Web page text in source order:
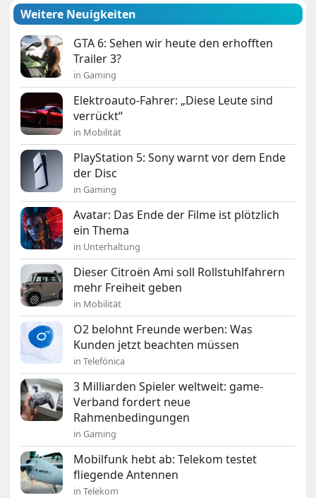
Weitere Neuigkeiten
GTA 6: Sehen wir heute den erhofften
Trailer 3?
in Gaming
Elektroauto-Fahrer: „Diese Leute sind
verrückt“
in Mobilität
PlayStation 5: Sony warnt vor dem Ende
der Disc
in Gaming
Avatar: Das Ende der Filme ist plötzlich
ein Thema
in Unterhaltung
Dieser Citroën Ami soll Rollstuhlfahrern
mehr Freiheit geben
in Mobilität
O2 belohnt Freunde werben: Was
Kunden jetzt beachten müssen
in Telefónica
3 Milliarden Spieler weltweit: game-
Verband fordert neue
Rahmenbedingungen
in Gaming
Mobilfunk hebt ab: Telekom testet
fliegende Antennen
in Telekom